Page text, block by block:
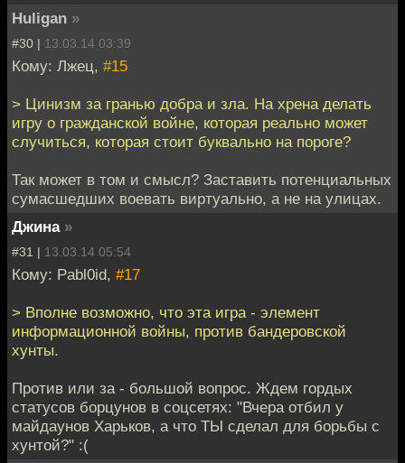
Huligan »
#30 | 13.03.14 03:39
Кому: Лжец, #15
> Цинизм за гранью добра и зла. На хрена делать
игру о гражданской войне, которая реально может
случиться, которая стоит буквально на пороге?
Так может в том и смысл? Заставить потенциальных
сумасшедших воевать виртуально, а не на улицах.
Джина »
#31 | 13.03.14 05:54
Кому: Pabl0id, #17
> Вполне возможно, что эта игра - элемент
информационной войны, против бандеровской
хунты.
Против или за - большой вопрос. Ждем гордых
статусов борцунов в соцсетях: "Вчера отбил у
майдаунов Харьков, а что ТЫ сделал для борьбы с
хунтой?" :(